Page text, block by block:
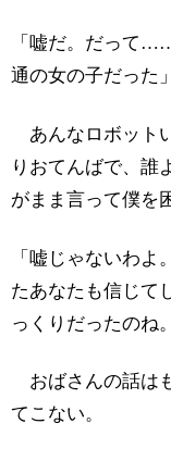
「嘘だ。だって
通の女の子だった」
あんなロボット
りおてんばで、誰
がまま言って僕を
「嘘じゃないわよ
たあなたも信じて
っくりだったのね
おばさんの話は
てこない。